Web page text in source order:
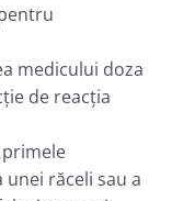
medicului doza
de reacţia
primele
răceli sau a